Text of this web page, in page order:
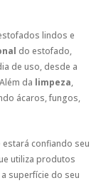
lindos e
do estofado,
de uso, desde a
da limpeza,
ácaros, fungos,
estará confiando seu
utiliza produtos
superfície do seu